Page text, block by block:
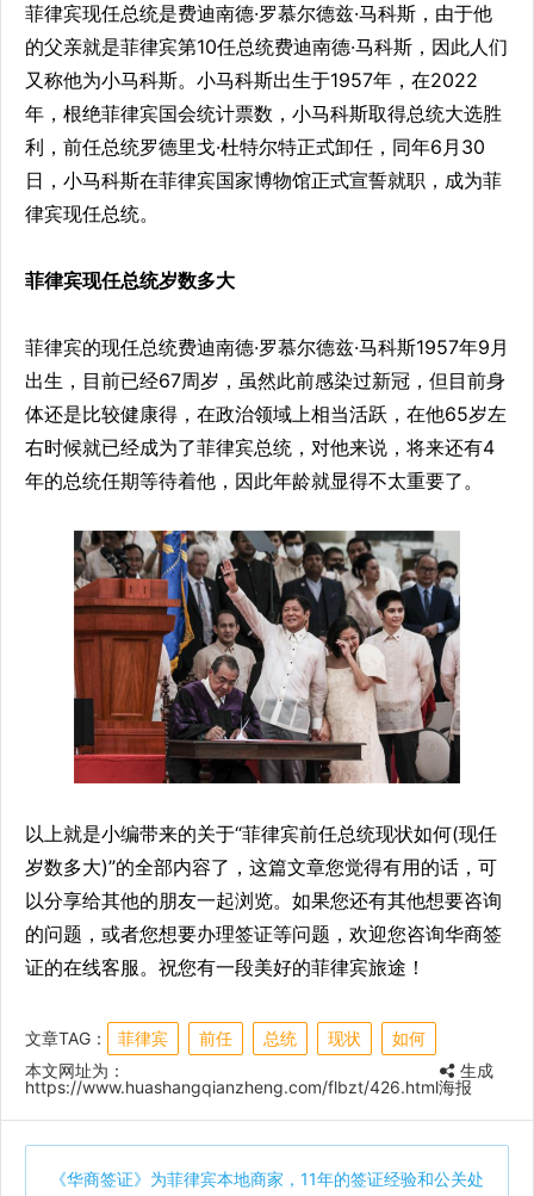
菲律宾现任总统是费迪南德·罗慕尔德兹·马科斯，由于他
的父亲就是菲律宾第10任总统费迪南德·马科斯，因此人们
又称他为小马科斯。小马科斯出生于1957年，在2022
年，根绝菲律宾国会统计票数，小马科斯取得总统大选胜
利，前任总统罗德里戈·杜特尔特正式卸任，同年6月30
日，小马科斯在菲律宾国家博物馆正式宣誓就职，成为菲
律宾现任总统。
菲律宾现任总统岁数多大
菲律宾的现任总统费迪南德·罗慕尔德兹·马科斯1957年9月
出生，目前已经67周岁，虽然此前感染过新冠，但目前身
体还是比较健康得，在政治领域上相当活跃，在他65岁左
右时候就已经成为了菲律宾总统，对他来说，将来还有4
年的总统任期等待着他，因此年龄就显得不太重要了。
以上就是小编带来的关于“菲律宾前任总统现状如何(现任
岁数多大)”的全部内容了，这篇文章您觉得有用的话，可
以分享给其他的朋友一起浏览。如果您还有其他想要咨询
的问题，或者您想要办理签证等问题，欢迎您咨询华商签
证的在线客服。祝您有一段美好的菲律宾旅途！
文章TAG： 菲律宾 前任 总统 现状
如何
本文网址为：
https://www.huashangqianzheng.com/flbzt/426.html
生成
海报
《华商签证》为菲律宾本地商家，11年的签证经验和公关处